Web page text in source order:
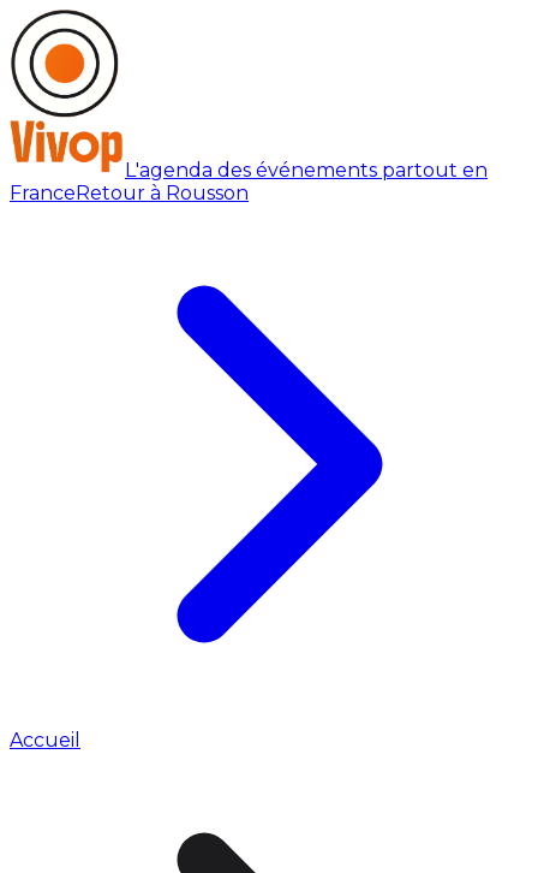
L'agenda des événements partout en
FranceRetour à Rousson
Accueil